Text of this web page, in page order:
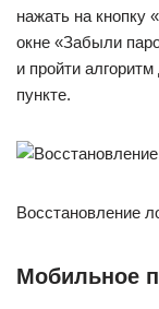
нажать на кнопку
окне «Забыли
и пройти
пункте.
Восстановление
Мобильное